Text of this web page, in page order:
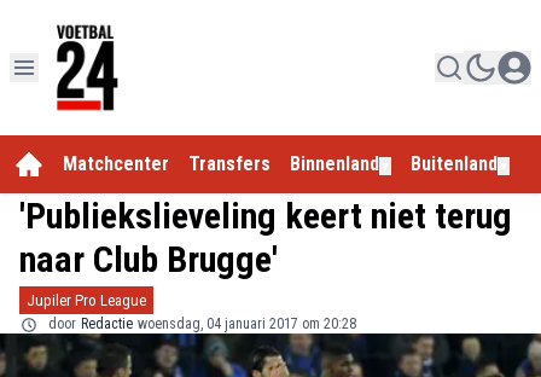
Matchcenter Transfers Binnenland Buitenland
'Publiekslieveling keert niet terug
naar Club Brugge'
Jupiler Pro League
door Redactie woensdag, 04 januari 2017 om 20:28